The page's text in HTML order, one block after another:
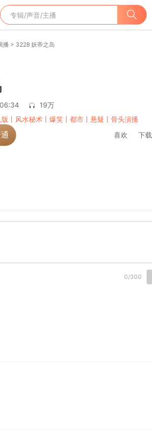
播 > 3228 妖帝之岛
06:34
19万
丨风水秘术丨爆笑丨都市丨悬疑丨骨头演播
喜欢 下载
0/300